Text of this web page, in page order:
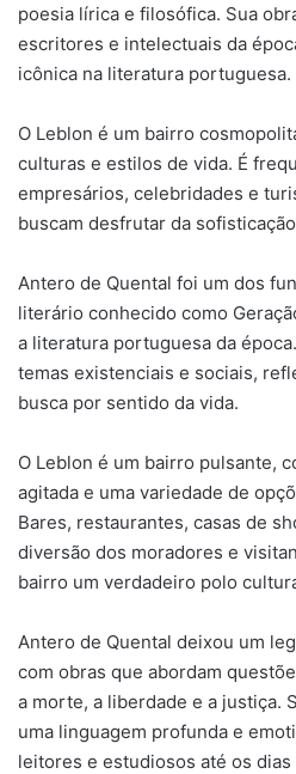
poesia lírica e filosófica. Sua
escritores e intelectuais da
icônica na literatura portuguesa.
O Leblon é um bairro
culturas e estilos de vida. É
empresários, celebridades e
buscam desfrutar da
Antero de Quental foi um dos
literário conhecido como
a literatura portuguesa da
temas existenciais e sociais,
busca por sentido da vida.
O Leblon é um bairro pulsante,
agitada e uma variedade de
Bares, restaurantes, casas de
diversão dos moradores e
bairro um verdadeiro polo
Antero de Quental deixou um
com obras que abordam
a morte, a liberdade e a justiça.
uma linguagem profunda e
leitores e estudiosos até os dias